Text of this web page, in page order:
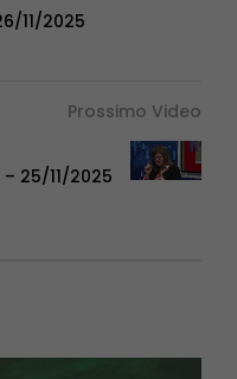
11/2025
Prossimo Video
25/11/2025